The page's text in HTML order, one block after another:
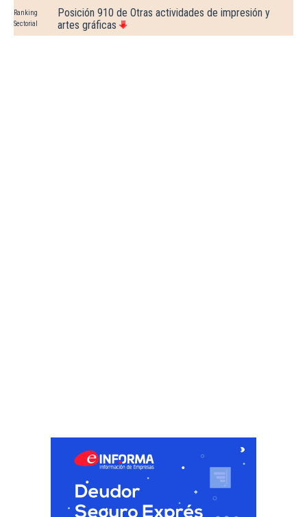
Ranking
Sectorial
Posición 910 de Otras actividades de impresión y
artes gráficas